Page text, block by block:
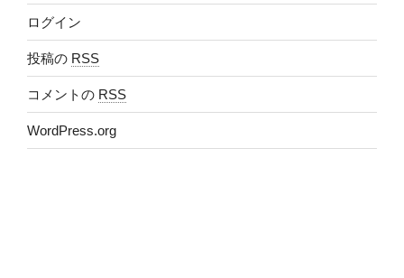
ログイン
投稿の RSS
コメントの RSS
WordPress.org